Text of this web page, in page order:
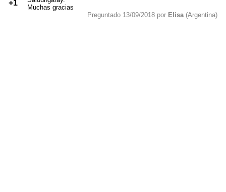
+1
Muchas gracias
Preguntado 13/09/2018 por Elisa (Argentina)